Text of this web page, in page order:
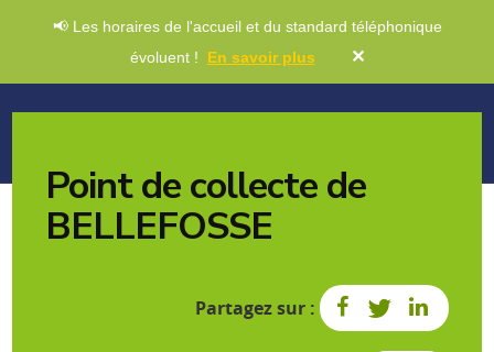
📢 Les horaires de l'accueil et du standard téléphonique
évoluent ! En savoir plus ✕
Point de collecte de
BELLEFOSSE
Partagez sur :